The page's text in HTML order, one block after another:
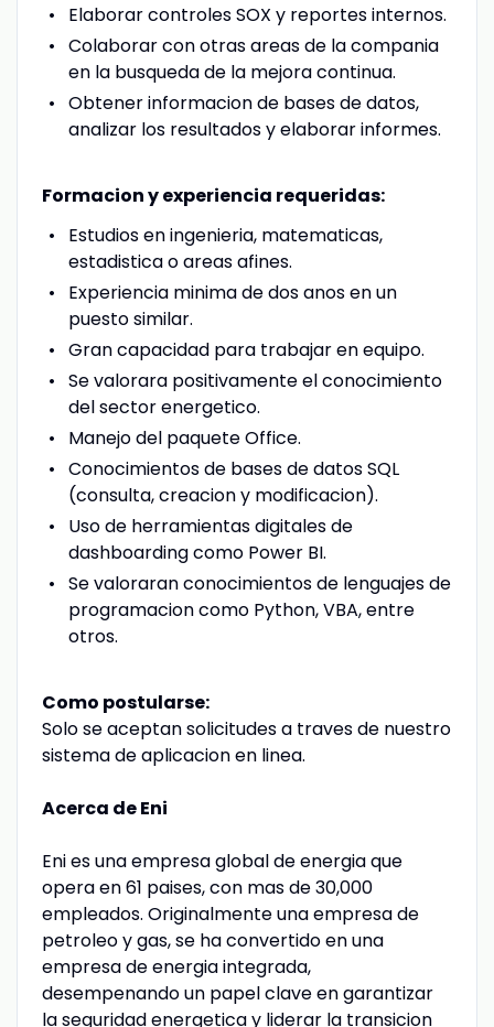
Elaborar controles SOX y reportes internos.
Colaborar con otras areas de la compania
en la busqueda de la mejora continua.
Obtener informacion de bases de datos,
analizar los resultados y elaborar informes.
Formacion y experiencia requeridas:
Estudios en ingenieria, matematicas,
estadistica o areas afines.
Experiencia minima de dos anos en un
puesto similar.
Gran capacidad para trabajar en equipo.
Se valorara positivamente el conocimiento
del sector energetico.
Manejo del paquete Office.
Conocimientos de bases de datos SQL
(consulta, creacion y modificacion).
Uso de herramientas digitales de
dashboarding como Power BI.
Se valoraran conocimientos de lenguajes de
programacion como Python, VBA, entre
otros.
Como postularse:
Solo se aceptan solicitudes a traves de nuestro
sistema de aplicacion en linea.
Acerca de Eni
Eni es una empresa global de energia que
opera en 61 paises, con mas de 30,000
empleados. Originalmente una empresa de
petroleo y gas, se ha convertido en una
empresa de energia integrada,
desempenando un papel clave en garantizar
la seguridad energetica y liderar la transicion